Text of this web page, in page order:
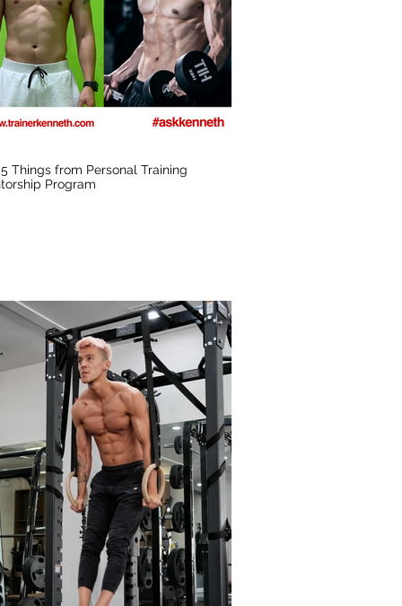
Things from Personal Training
Program